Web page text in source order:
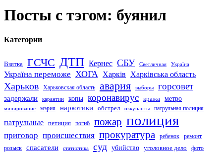
Посты с тэгом: буянил
Категории
Взятка ГСЧС ДТП Кернес СБУ Светличная Україна
Україна переможе ХОГА Харків Харківська область
Харьков Харьковская область авария выборы горсовет
задержали карантин копы коронавирус кража метро
минирование мэрия наркотики обстрел оккупанты патрульная полиция
патрульные петиция погиб пожар полиция
приговор происшествия прокуратура ребенок
ремонт
розыск
спасатели статистика суд убийство уголовное дело фото